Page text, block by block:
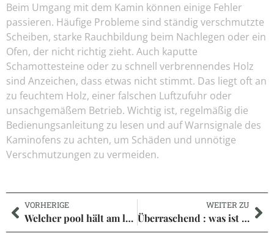
Beim Umgang mit dem Kamin können einige Fehler
passieren. Häufige Probleme sind ständig verschmutzte
Scheiben, starke Rauchbildung beim Nachlegen oder ein
Ofen, der nicht richtig zieht. Auch kaputte
Schamottesteine oder zu schnell verbrennendes Holz
sind Anzeichen, dass etwas nicht stimmt. Das liegt oft an
zu feuchtem Holz, einer falschen Luftzufuhr oder
unsachgemäßem Betrieb. Wichtig ist, regelmäßig die
Bedienungsanleitung zu lesen und auf Warnsignale des
Kaminofens zu achten, um Schäden und unnötige
Verschmutzungen zu vermeiden.
VORHERIGE
Welcher pool hält am längsten – überraschende Fakten zu Haltbarkeit und Lebensdauer
WEITER ZU
Überraschend : was ist ein gitter, das sensordaten präziser macht